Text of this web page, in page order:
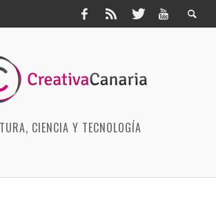
CIENCIA Y TECNOLOGÍA